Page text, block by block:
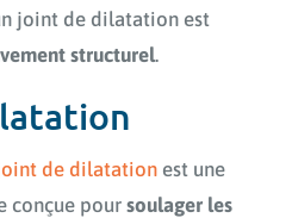
joint de dilatation est
structurel.
de dilatation est une
conçue poursoulager les